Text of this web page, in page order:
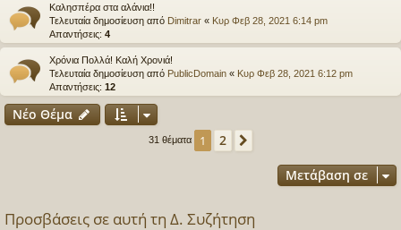
Καλησπέρα στα αλάνια!!
Τελευταία δημοσίευση από Dimitrar « Κυρ Φεβ 28, 2021 6:14 pm
Απαντήσεις: 4
Χρόνια Πολλά! Καλή Χρονιά!
Τελευταία δημοσίευση από PublicDomain « Κυρ Φεβ 28, 2021 6:12 pm
Απαντήσεις: 12
Νέο Θέμα
31 θέματα 1 2
Μετάβαση σε
Προσβάσεις σε αυτή τη Δ. Συζήτηση